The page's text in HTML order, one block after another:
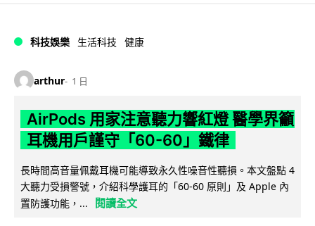
科技娛樂 生活科技 健康
arthur 1 日
AirPods 用家注意聽力響紅燈 醫學界籲
耳機用戶謹守「60-60」鐵律
長時間高音量佩戴耳機可能導致永久性噪音性聽損。本文盤點 4
大聽力受損警號，介紹科學護耳的「60-60 原則」及 Apple 內
置防護功能，...
閱讀全文